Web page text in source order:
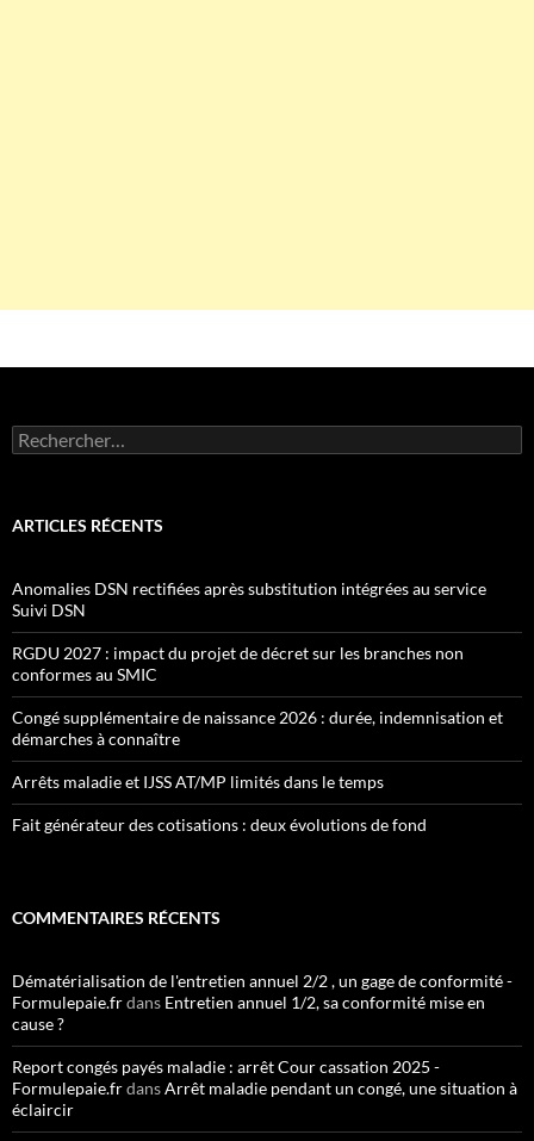
Rechercher :
ARTICLES RÉCENTS
Anomalies DSN rectifiées après substitution intégrées au service
Suivi DSN
RGDU 2027 : impact du projet de décret sur les branches non
conformes au SMIC
Congé supplémentaire de naissance 2026 : durée, indemnisation et
démarches à connaître
Arrêts maladie et IJSS AT/MP limités dans le temps
Fait générateur des cotisations : deux évolutions de fond
COMMENTAIRES RÉCENTS
Dématérialisation de l'entretien annuel 2/2 , un gage de conformité -
Formulepaie.frdans Entretien annuel 1/2, sa conformité mise en
cause ?
Report congés payés maladie : arrêt Cour cassation 2025 -
Formulepaie.frdansArrêt maladie pendant un congé, une situation à
éclaircir